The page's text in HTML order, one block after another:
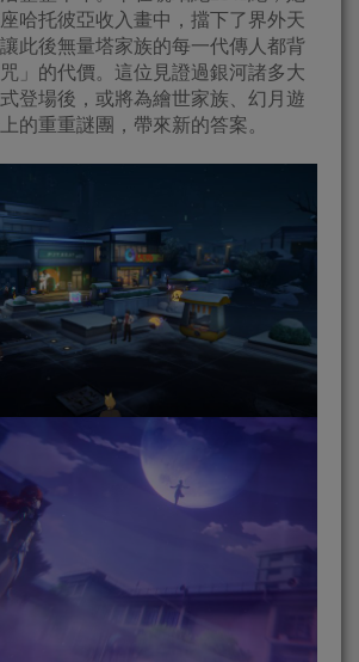
哈托彼亞收入畫中，擋下了界外天
此後無量塔家族的每一代傳人都背
」的代價。這位見證過銀河諸多大
登場後，或將為繪世家族、幻月遊
的重重謎團，帶來新的答案。